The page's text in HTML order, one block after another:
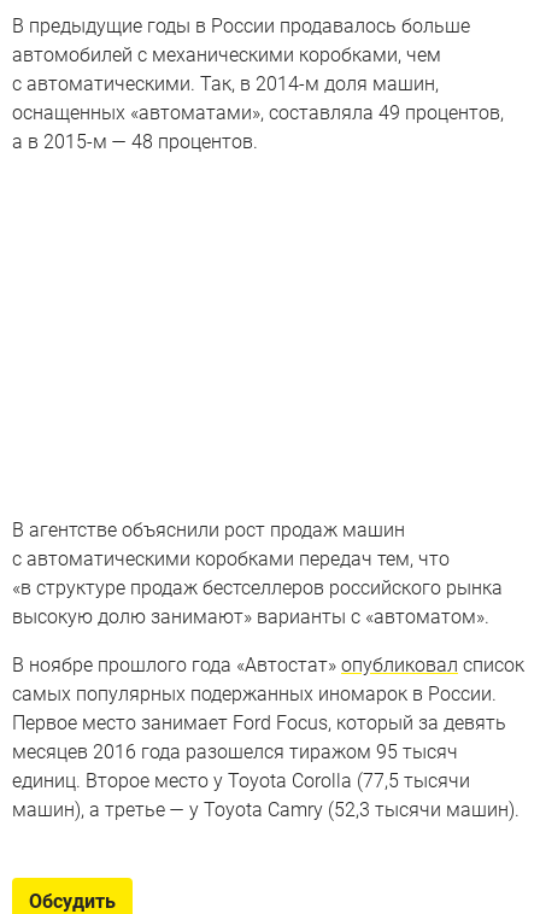
В предыдущие годы в России продавалось больше
автомобилей с механическими коробками, чем
с автоматическими. Так, в 2014-м доля машин,
оснащенных «автоматами», составляла 49 процентов,
а в 2015-м — 48 процентов.
В агентстве объяснили рост продаж машин
с автоматическими коробками передач тем, что
«в структуре продаж бестселлеров российского рынка
высокую долю занимают» варианты с «автоматом».
В ноябре прошлого года «Автостат» опубликовал список
самых популярных подержанных иномарок в России.
Первое место занимает Ford Focus, который за девять
месяцев 2016 года разошелся тиражом 95 тысяч
единиц. Второе место у Toyota Corolla (77,5 тысячи
машин), а третье — у Toyota Camry (52,3 тысячи машин).
Обсудить